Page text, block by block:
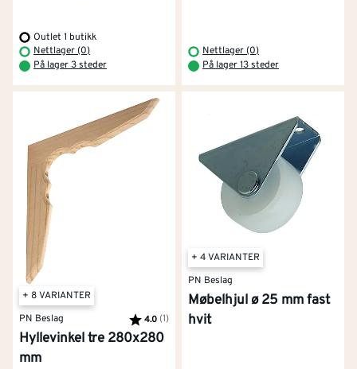
Outlet 1 butikk
Nettlager (0)
På lager 3 steder
Nettlager (0)
På lager 13 steder
+ 8 VARIANTER
PN Beslag
Karakter:
4.0 (1) av 5 mulige
Hyllevinkel tre 280x280
mm
+ 4 VARIANTER
PN Beslag
Møbelhjul ø 25 mm fast
hvit